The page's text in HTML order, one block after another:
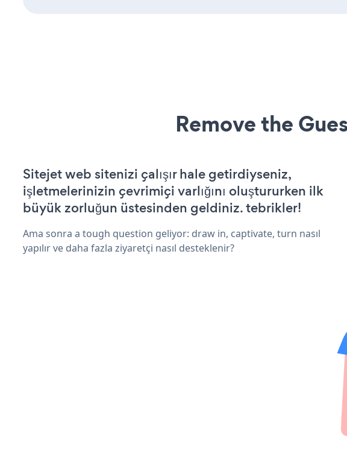
Remove the
Sitejet web sitenizi çalışır hale getirdiyseniz,
işletmelerinizin çevrimiçi varlığını oluştururken ilk
büyük zorluğun üstesinden geldiniz. tebrikler!
Ama sonra a tough question geliyor: draw in, captivate, turn nasıl
yapılır ve daha fazla ziyaretçi nasıl desteklenir?